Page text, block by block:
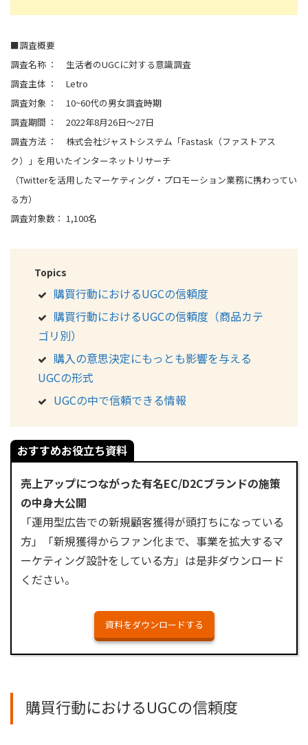
■調査概要
調査名称 ： 生活者のUGCに対する意識調査
調査主体 ： Letro
調査対象 ： 10~60代の男女調査時期
調査期間 ： 2022年8月26日～27日
調査方法 ： 株式会社ジャストシステム「Fastask（ファストアス
ク）」を用いたインターネットリサーチ
（Twitterを活用したマーケティング・プロモーション業務に携わってい
る方）
調査対象数： 1,100名
Topics
購買行動におけるUGCの信頼度
購買行動におけるUGCの信頼度（商品カテ
ゴリ別）
購入の意思決定にもっとも影響を与える
UGCの形式
UGCの中で信頼できる情報
おすすめお役立ち資料
売上アップにつながった有名EC/D2Cブランドの施策
の中身大公開
「運用型広告での新規顧客獲得が頭打ちになっている
方」「新規獲得からファン化まで、事業を拡大するマ
ーケティング設計をしている方」 は是非ダウンロード
ください。
資料をダウンロードする
購買行動におけるUGCの信頼度